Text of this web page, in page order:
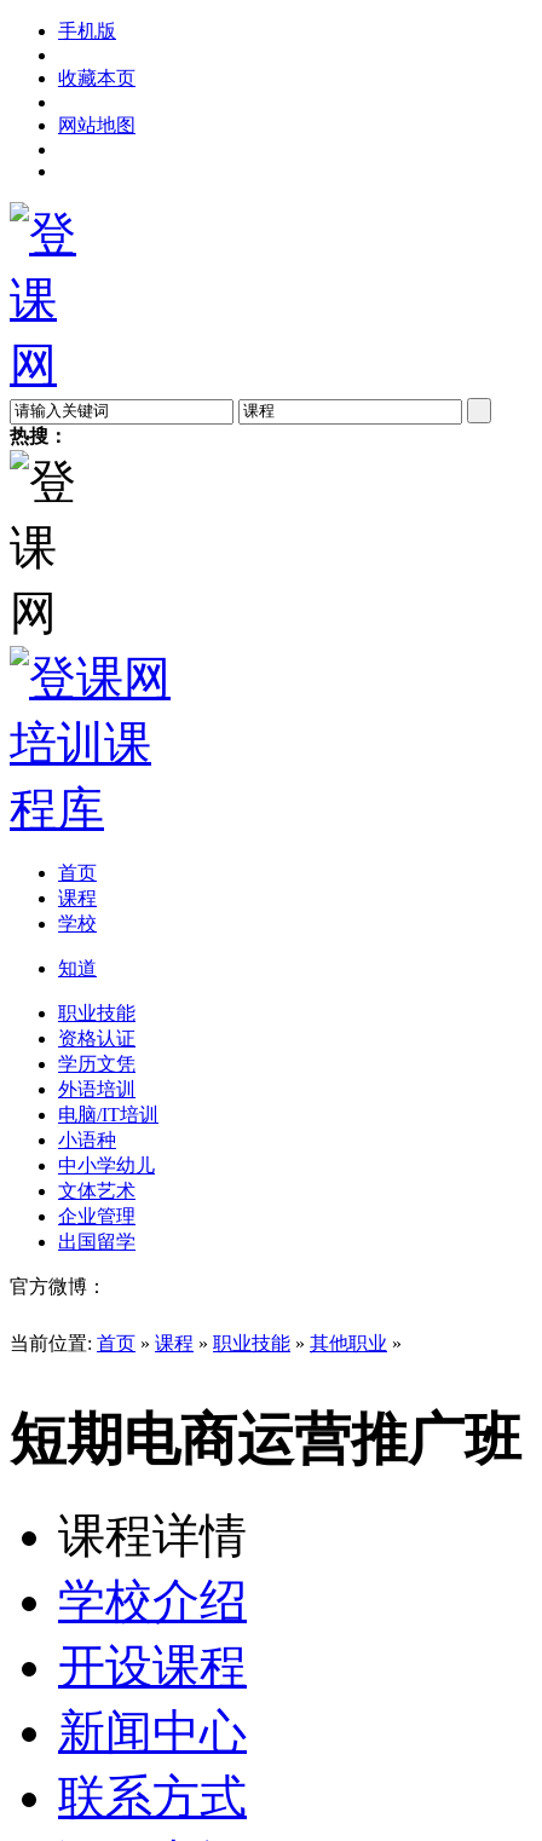
手机版
收藏本页
网站地图
热搜：
首页
课程
学校
知道
职业技能
资格认证
学历文凭
外语培训
电脑/IT培训
小语种
中小学幼儿
文体艺术
企业管理
出国留学
官方微博：
当前位置: 首页 » 课程 » 职业技能 » 其他职业 »
短期电商运营推广班
课程详情
学校介绍
开设课程
新闻中心
联系方式